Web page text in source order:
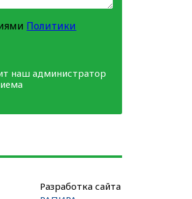
Политики
наш администратор
Разработка сайта